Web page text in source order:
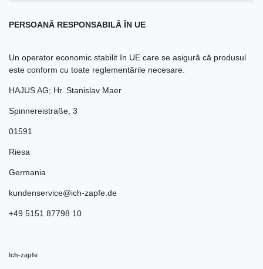
PERSOANĂ RESPONSABILĂ ÎN UE
Un operator economic stabilit în UE care se asigură că produsul
este conform cu toate reglementările necesare.
HAJUS AG; Hr. Stanislav Maer
Spinnereistraße 3
01591
Riesa
Germania
kundenservice@ich-zapfe.de
+49 5151 87798 10
Ich-zapfe